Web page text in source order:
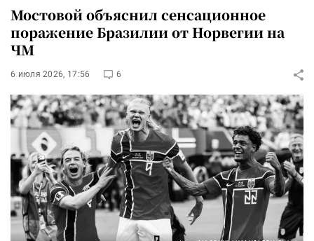
Мостовой объяснил сенсационное
поражение Бразилии от Норвегии на
ЧМ
6 июля 2026, 17:56 6